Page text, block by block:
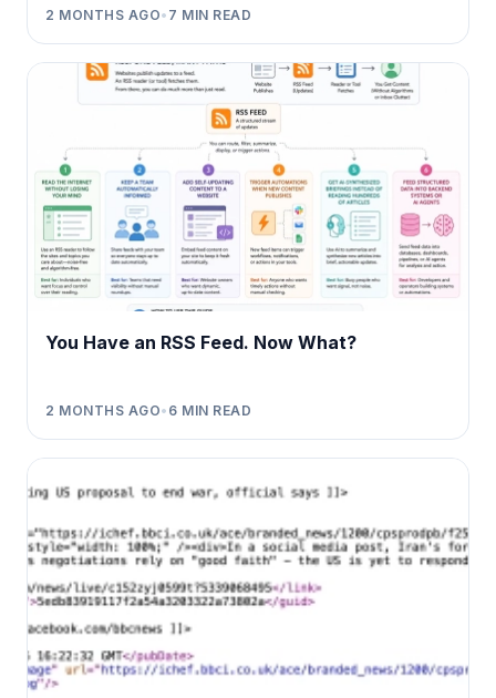
2 MONTHS AGO• 7 MIN READ
You Have an RSS Feed. Now What?
2 MONTHS AGO• 6 MIN READ